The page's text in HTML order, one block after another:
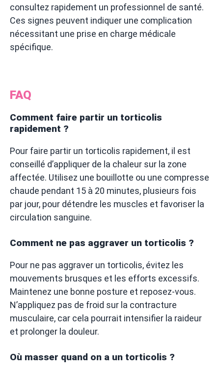
consultez rapidement un professionnel de santé.
Ces signes peuvent indiquer une complication
nécessitant une prise en charge médicale
spécifique.
FAQ
Comment faire partir un torticolis
rapidement ?
Pour faire partir un torticolis rapidement, il est
conseillé d’appliquer de la chaleur sur la zone
affectée. Utilisez une bouillotte ou une compresse
chaude pendant 15 à 20 minutes, plusieurs fois
par jour, pour détendre les muscles et favoriser la
circulation sanguine.
Comment ne pas aggraver un torticolis ?
Pour ne pas aggraver un torticolis, évitez les
mouvements brusques et les efforts excessifs.
Maintenez une bonne posture et reposez-vous.
N’appliquez pas de froid sur la contracture
musculaire, car cela pourrait intensifier la raideur
et prolonger la douleur.
Où masser quand on a un torticolis ?